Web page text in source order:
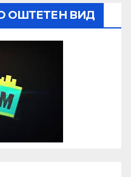
ОШТЕТЕН ВИД